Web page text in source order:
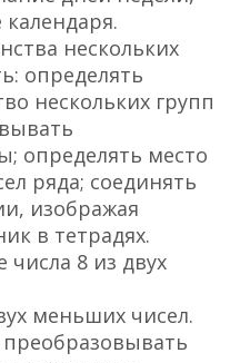
нескольких
определять
нескольких групп
определять место
ряда; соединять
изображая
в тетрадях.
числа 8 из двух
меньших чисел.